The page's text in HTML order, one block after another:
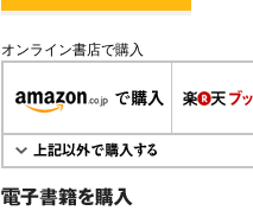
オンライン書店で購入